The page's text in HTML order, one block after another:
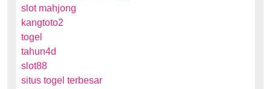
slot mahjong
kangtoto2
togel
tahun4d
slot88
situs togel terbesar